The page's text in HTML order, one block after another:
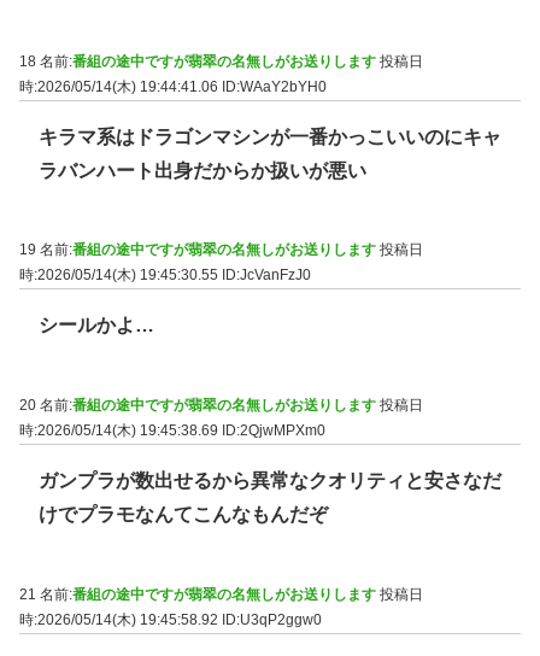
18 名前:番組の途中ですが翡翠の名無しがお送りします 投稿日
時:2026/05/14(木) 19:44:41.06 ID:WAaY2bYH0
キラマ系はドラゴンマシンが一番かっこいいのにキャ
ラバンハート出身だからか扱いが悪い
19 名前:番組の途中ですが翡翠の名無しがお送りします 投稿日
時:2026/05/14(木) 19:45:30.55
ID:JcVanFzJ0
シールかよ…
20 名前:番組の途中ですが翡翠の名無しがお送りします 投稿日
時:2026/05/14(木) 19:45:38.69
ID:2QjwMPXm0
ガンプラが数出せるから異常なクオリティと安さなだ
けでプラモなんてこんなもんだぞ
21 名前:番組の途中ですが翡翠の名無しがお送りします 投稿日
時:2026/05/14(木) 19:45:58.92 ID:U3qP2ggw0